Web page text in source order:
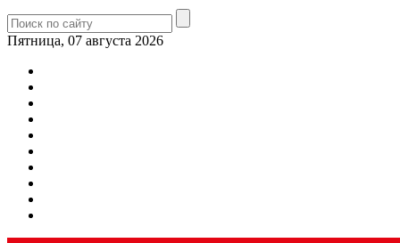
Пятница, 07 августа 2026